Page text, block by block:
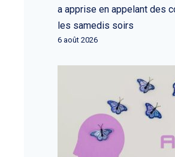
a apprise en appelant des
les samedis soirs
6 août 2026